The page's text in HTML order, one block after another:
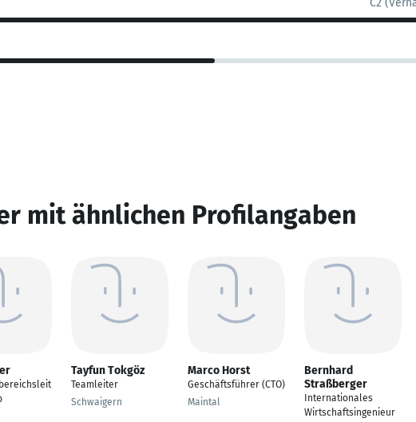
C2
mit ähnlichen Profilangaben
Tayfun Tokgöz
Teamleiter
Schwaigern
Marco Horst
Geschäftsführer (CTO)
Maintal
Bernhard
Straßberger
Internationales
Wirtschaftsingenieur